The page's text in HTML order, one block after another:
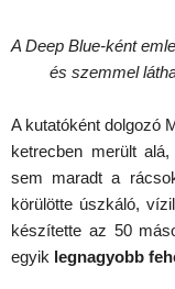
A Deep Blue-ként
és szemmel
A kutatóként dolgozó
ketrecben merült
sem maradt a
körülötte úszkáló,
készítette az 50
egyik legnagyobb